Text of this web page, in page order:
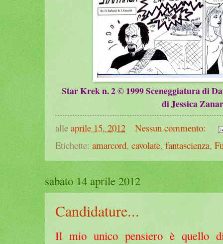
Star Krek n. 2 © 1999 Sceneggiatura di
di Jessica
alle aprile 15, 2012
Nessun commento:
Etichette: amarcord, cavolate, fantascienza,
sabato 14 aprile 2012
Candidature...
Il mio unico pensiero è quello